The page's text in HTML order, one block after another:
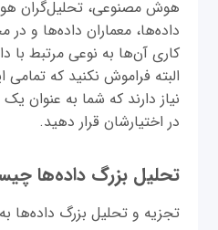
هوش مصنوعی، تحلیل‌گران
داده‌ها، معماران داده‌ها و
کاری آن‌ها به نوعی مرتبط
البته فراموش نکنید که
نیاز دارند که شما به عنوان
در اختیارشان قرار ‌دهید.
تحلیل بزرگ داده‌ها
تجزیه و تحلیل بزرگ داده‌ها